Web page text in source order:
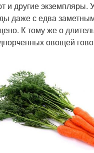
и другие экземпляры.
даже с едва
К тому же о
овощей